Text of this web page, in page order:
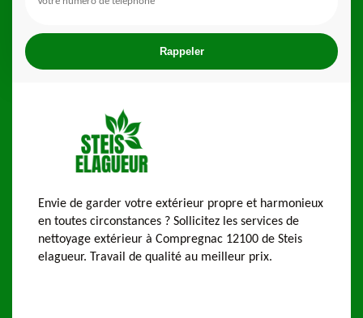
Envie de garder votre extérieur propre et harmonieux
en toutes circonstances ? Sollicitez les services de
nettoyage extérieur à Compregnac 12100 de Steis
elagueur. Travail de qualité au meilleur prix.